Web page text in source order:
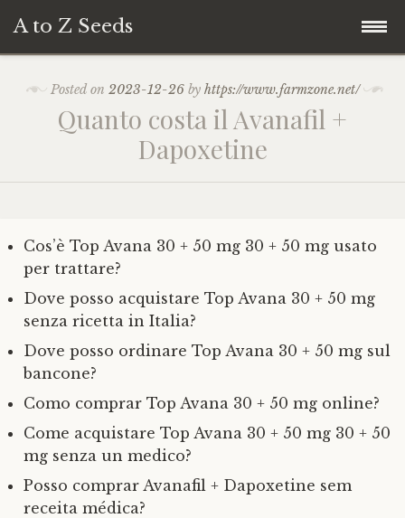
A to Z Seeds
content
HomePosted on2023-12-26 byhttps://www.farmzone.net/
Quanto costa il Avanafil +
Dapoxetine
Cos’è Top Avana 30 + 50 mg 30 + 50 mg usato
per trattare?
Dove posso acquistare Top Avana 30 + 50 mg
senza ricetta in Italia?
Dove posso ordinare Top Avana 30 + 50 mg sul
bancone?
Como comprar Top Avana 30 + 50 mg online?
Come acquistare Top Avana 30 + 50 mg 30 + 50
mg senza un medico?
Posso comprar Avanafil + Dapoxetine sem
receita médica?